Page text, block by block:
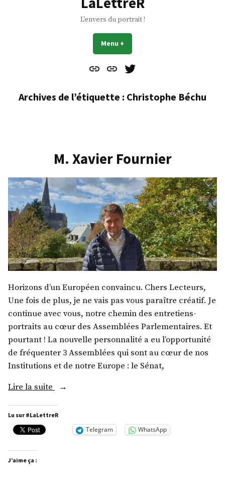
L'envers du portrait !
Menu +
Contact
À
Mes
Archives de l’étiquette : Christophe Béchu
M. Xavier Fournier
Horizons d’un Européen convaincu. Chers Lecteurs,
Une fois de plus, je ne vais pas vous paraître créatif. Je
continue avec vous, notre chemin des entretiens-
portraits au cœur des Assemblées Parlementaires. Et
pourtant ! La nouvelle personnalité a eu l’opportunité
de fréquenter 3 Assemblées qui sont au cœur de nos
Institutions et de notre Europe : le Sénat,
Lire la suite « M.
Fournier »
Lu sur #LaLettreR
Telegram WhatsApp
J’aime ça :